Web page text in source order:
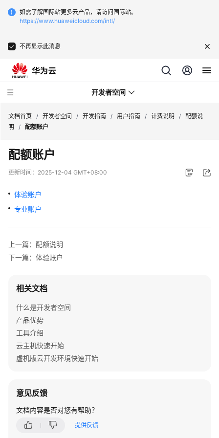
如需了解国际站更多云产品，请访问国际站。
https://www.huaweicloud.com/intl/
不再显示此消息
开发者空间
开
发
指
间
快
始
动
态
与
公
告
户
指
南
文档首页 / 开发者空间 / 开发指南 / 用户指南 / 计费说明 /
配额说
明
/ 配额账户
配额账户
更新时间： 2025-12-04 GMT+08:00
体验账户
专业账户
上一篇：配额说明
下一篇：体验账户
相关文档
什么是开发者空间
产品优势
工具介绍
云主机快速开始
虚机版云开发环境快速开始
意见反馈
文档内容是否对您有帮助？
提供反馈